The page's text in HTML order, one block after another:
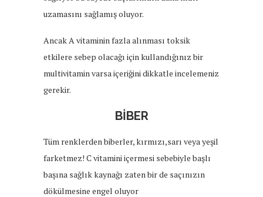
uzamasını sağlamış oluyor.
Ancak A vitaminin fazla alınması toksik
etkilere sebep olacağı için kullandığınız bir
multivitamin varsa içeriğini dikkatle incelemeniz
gerekir.
BİBER
Tüm renklerden biberler, kırmızı,sarı veya yeşil
farketmez! C vitamini içermesi sebebiyle başlı
başına sağlık kaynağı zaten bir de saçınızın
dökülmesine engel oluyor